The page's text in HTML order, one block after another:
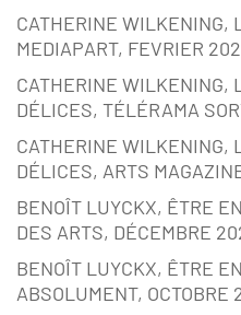
CATHERINE WILKENING,
MEDIAPART, FEVRIER
CATHERINE WILKENING,
DÉLICES, TÉLÉRAMA
CATHERINE WILKENING,
DÉLICES, ARTS
BENOÎT LUYCKX, ÊTRE
DES ARTS, DÉCEMBRE
BENOÎT LUYCKX, ÊTRE
ABSOLUMENT, OCTOBRE